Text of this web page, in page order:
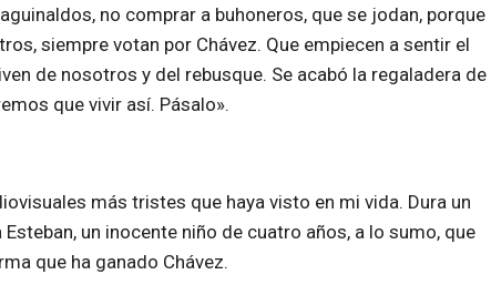
no comprar a buhoneros, que se jodan, porque
siempre votan por Chávez. Que empiecen a sentir el
de nosotros y del rebusque. Se acabó la regaladera de
que vivir así. Pásalo».
más tristes que haya visto en mi vida. Dura un
un inocente niño de cuatro años, a lo sumo, que
que ha ganado Chávez.